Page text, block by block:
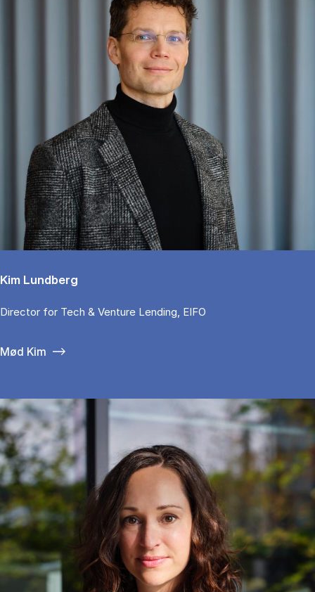
Kim Lundberg
Di­rector for Tech & Ven­tu­re Len­ding, EIFO
Mød Kim